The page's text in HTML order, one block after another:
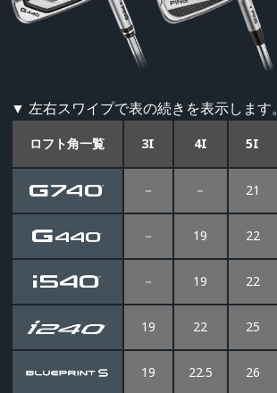
▼ 左右スワイプで表の続きを表示します。
ロフト角一覧 3I 4I 5I
－ － 21
－ 19 22
－ 19 22
19 22 25
19 22.5 26